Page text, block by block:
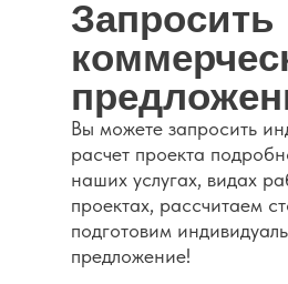
Запросить
Вы можете запросить
расчет проекта
наших услугах, видах
проектах, рассчитаем
подготовим
предложение!
Каталог